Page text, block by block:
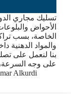
تسليك مجاري
الأحواض
الخاصة، بسب
والمواد
بنا لنعمل على
على وجه
Alkurdi